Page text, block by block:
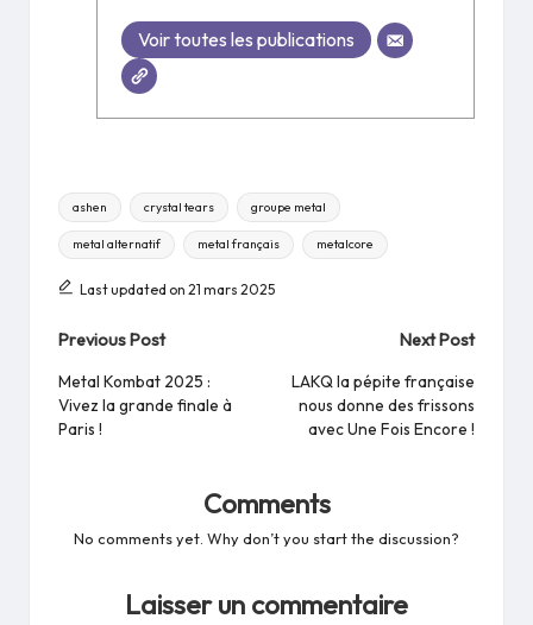
Voir toutes les publications
Tags:
ashen crystal tears groupe metal
metal alternatif metal français metalcore
Last updated on 21 mars 2025
Post
navigation
Previous Post
Metal Kombat 2025 :
Vivez la grande finale à
Paris !
Next Post
LAKQ la pépite française
nous donne des frissons
avec Une Fois Encore !
Comments
No comments yet. Why don’t you start the discussion?
Laisser un commentaire